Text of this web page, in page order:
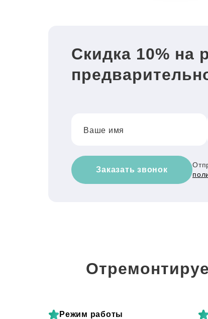
Скидка 10% на
Ваше имя
Заказать звонок
Режим работы